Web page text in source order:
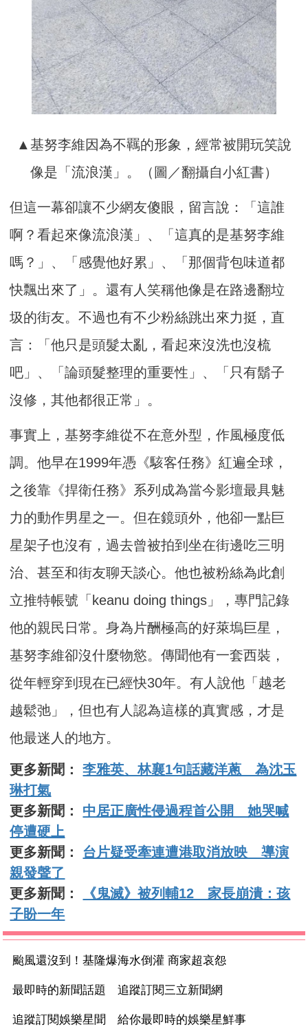
▲基努李維因為不羈的形象，經常被開玩笑說
像是「流浪漢」。（圖／翻攝自小紅書）
但這一幕卻讓不少網友傻眼，留言說：「這誰
啊？看起來像流浪漢」、「這真的是基努李維
嗎？」、「感覺他好累」、「那個背包味道都
快飄出來了」。還有人笑稱他像是在路邊翻垃
圾的街友。不過也有不少粉絲跳出來力挺，直
言：「他只是頭髮太亂，看起來沒洗也沒梳
吧」、「論頭髮整理的重要性」、「只有鬍子
沒修，其他都很正常」。
事實上，基努李維從不在意外型，作風極度低
調。他早在1999年憑《駭客任務》紅遍全球，
之後靠《捍衛任務》系列成為當今影壇最具魅
力的動作男星之一。但在鏡頭外，他卻一點巨
星架子也沒有，過去曾被拍到坐在街邊吃三明
治、甚至和街友聊天談心。他也被粉絲為此創
立推特帳號「keanu doing things」，專門記錄
他的親民日常。身為片酬極高的好萊塢巨星，
基努李維卻沒什麼物慾。傳聞他有一套西裝，
從年輕穿到現在已經快30年。有人說他「越老
越鬆弛」，但也有人認為這樣的真實感，才是
他最迷人的地方。
更多新聞：李雅英、林襄1句話藏洋蔥 為沈玉
琳打氣
更多新聞： 中居正廣性侵過程首公開 她哭喊
停遭硬上
更多新聞： 台片疑受牽連遭港取消放映 導演
親發聲了
更多新聞：
《鬼滅》被列輔12 家長崩潰：孩
子盼一年
颱風還沒到！基隆爆海水倒灌 商家超哀怨
最即時的新聞話題 追蹤訂閱三立新聞網
追蹤訂閱娛樂星聞 給你最即時的娛樂星鮮事